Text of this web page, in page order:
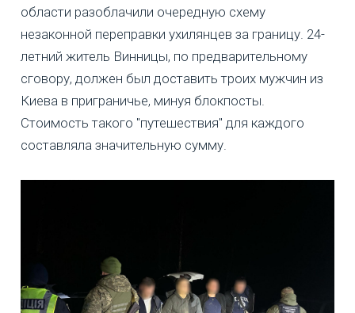
области разоблачили очередную схему
незаконной переправки ухилянцев за границу. 24-
летний житель Винницы, по предварительному
сговору, должен был доставить троих мужчин из
Киева в приграничье, минуя блокпосты.
Стоимость такого "путешествия" для каждого
составляла значительную сумму.